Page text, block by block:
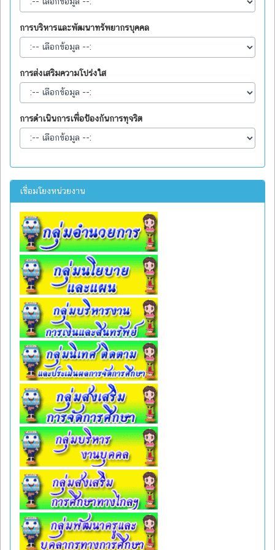
การบริหารและพัฒนาทรัพยากรบุคคล
การส่งเสริมความโปร่งใส
การดำเนินการเพื่อป้องกันการทุจริต
เชื่อมโยงหน่วยงาน